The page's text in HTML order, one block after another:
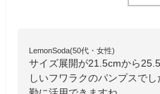
LemonSoda(50代・女性)
サイズ展開が21.5cmから
しいフワラクのパンプスで